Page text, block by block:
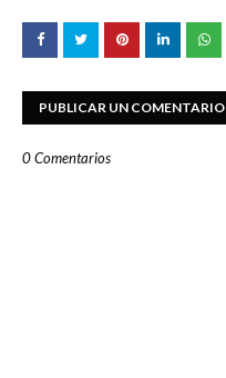
PUBLICAR UN COMENTARIO
0 Comentarios